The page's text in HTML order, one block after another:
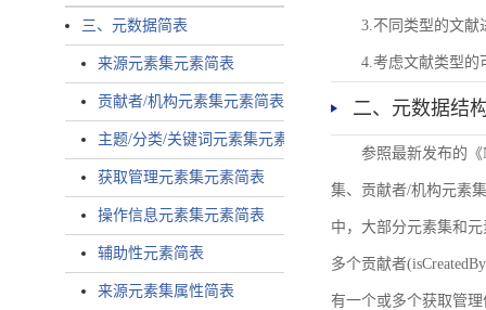
三、元数据简表
来源元素集元素简表
贡献者/机构元素集元素简表
主题/分类/关键词元素集元素简表
获取管理元素集元素简表
操作信息元素集元素简表
辅助性元素简表
来源元素集属性简表
3.不同类型的文献
4.考虑文献类型的
二、元数据结
参照最新发布的
集、贡献者/机构元素
中，大部分元素集和
多个贡献者
有一个或多个获取管理